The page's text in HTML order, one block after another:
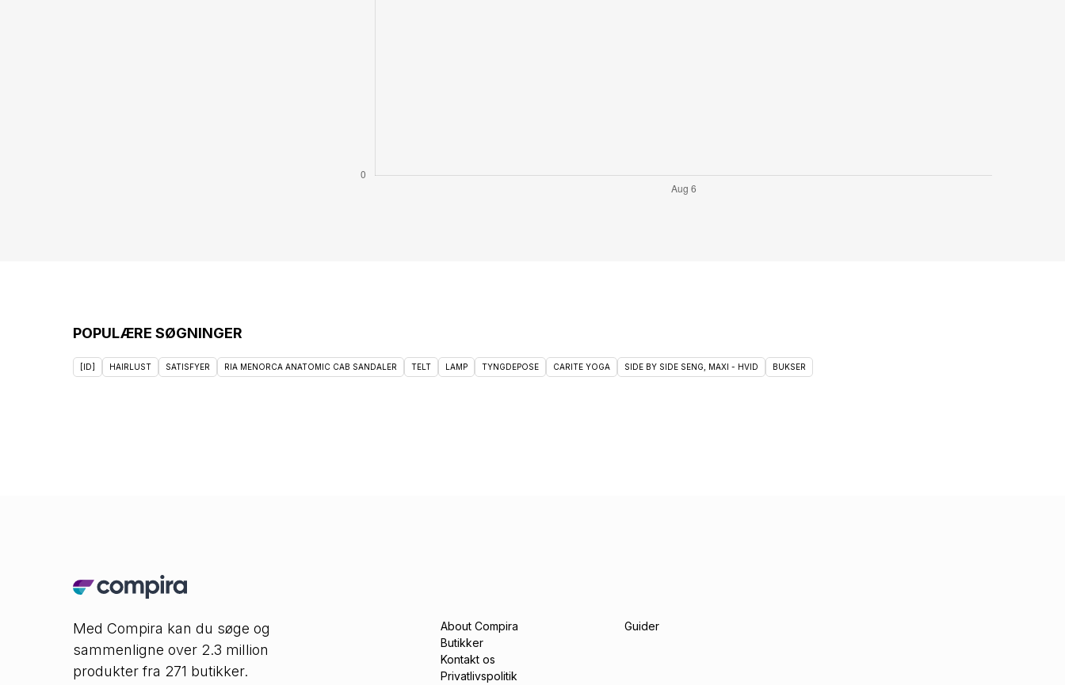
POPULÆRE SØGNINGER
[ID] HAIRLUST SATISFYER RIA MENORCA ANATOMIC CAB SANDALER TELT LAMP TYNGDEPOSE CARITE YOGA SIDE BY SIDE SENG, MAXI - HVID BUKSER
Med Compira kan du søge og
sammenligne over 2.3 million
produkter fra 271 butikker.
About Compira
Butikker
Kontakt os
Privatlivspolitik
Guider